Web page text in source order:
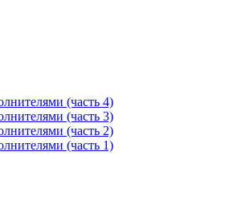
(часть 4)
(часть 3)
(часть 2)
(часть 1)